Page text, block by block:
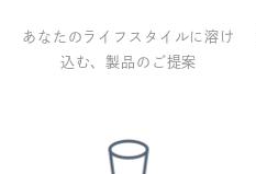
あなたのライフスタイルに溶け
込む、製品のご提案